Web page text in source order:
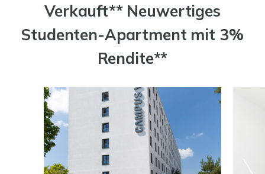
Verkauft** Neuwertiges
Studenten-Apartment mit 3%
Rendite**